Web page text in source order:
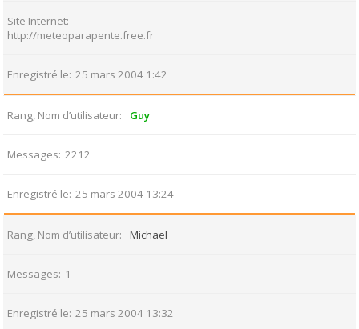
Site Internet
http://meteoparapente.free.fr
Enregistré le 25 mars 2004 1:42
Rang, Nom d’utilisateur Guy
Messages 2212
Enregistré le 25 mars 2004 13:24
Rang, Nom d’utilisateur Michael
Messages 1
Enregistré le 25 mars 2004 13:32